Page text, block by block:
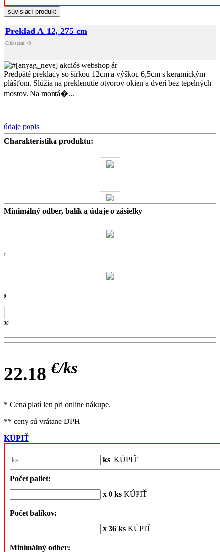
súvisiací produkt
Preklad A-12, 275 cm
Cikkszám: 40
Predpäté preklady so šírkou 12cm a výškou 6,5cm s keramickým
plášťom. Slúžia na preklenutie otvorov okien a dverí bez tepelných
mostov. Na montá�...
údaje popis
Charakteristika produktu:
Minimálný odber, balík a údaje o zásielky
1
0
36
22.18 €/ks
* Cena platí len pri online nákupe.
** ceny sú vrátane DPH
KÚPIŤ
ks KÚPIŤ
Počet paliet:
x 0 ks KÚPIŤ
Počet balíkov:
x 36 ks KÚPIŤ
Minimálný odber: